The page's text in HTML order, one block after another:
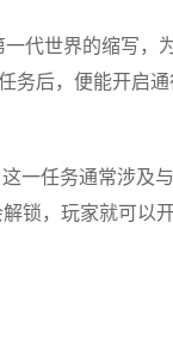
代世界的缩写，
务后，便能开启通
一任务通常涉及
锁，玩家就可以